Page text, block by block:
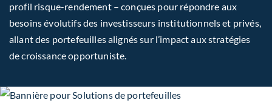
profil risque-rendement – conçues pour répondre aux
besoins évolutifs des investisseurs institutionnels et privés,
allant des portefeuilles alignés sur l’impact aux stratégies
de croissance opportuniste.